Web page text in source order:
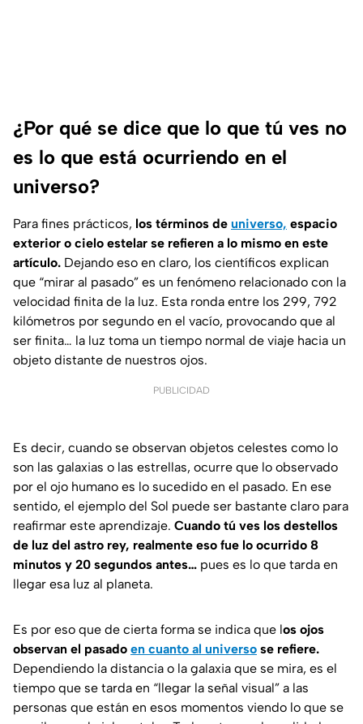
¿Por qué se dice que lo que tú ves no
es lo que está ocurriendo en el
universo?
Para fines prácticos, los términos de universo, espacio
exterior o cielo estelar se refieren a lo mismo en este
artículo. Dejando eso en claro, los científicos explican
que “mirar al pasado” es un fenómeno relacionado con la
velocidad finita de la luz. Esta ronda entre los 299, 792
kilómetros por segundo en el vacío, provocando que al
ser finita… la luz toma un tiempo normal de viaje hacia un
objeto distante de nuestros ojos.
PUBLICIDAD
Es decir, cuando se observan objetos celestes como lo
son las galaxias o las estrellas, ocurre que lo observado
por el ojo humano es lo sucedido en el pasado. En ese
sentido, el ejemplo del Sol puede ser bastante claro para
reafirmar este aprendizaje. Cuando tú ves los destellos
de luz del astro rey, realmente eso fue lo ocurrido 8
minutos y 20 segundos antes… pues es lo que tarda en
llegar esa luz al planeta.
Es por eso que de cierta forma se indica que los ojos
observan el pasado en cuanto al universo se refiere.
Dependiendo la distancia o la galaxia que se mira, es el
tiempo que se tarda en “llegar la señal visual” a las
personas que están en esos momentos viendo lo que se